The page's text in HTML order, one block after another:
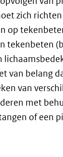
zich
op
tekenbeten
van belang
van
met
of een